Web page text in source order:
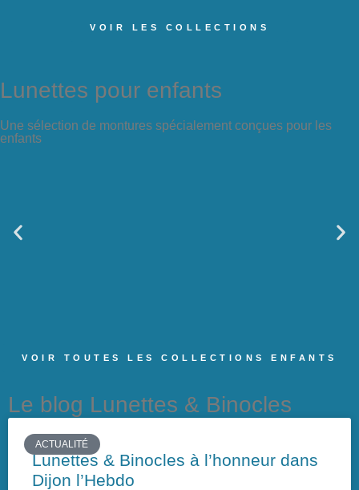
VOIR LES COLLECTIONS
Lunettes pour enfants
Une sélection de montures spécialement conçues pour les
enfants
VOIR TOUTES LES COLLECTIONS ENFANTS
Le blog Lunettes & Binocles
ACTUALITÉ
Lunettes & Binocles à l’honneur dans
Dijon l’Hebdo